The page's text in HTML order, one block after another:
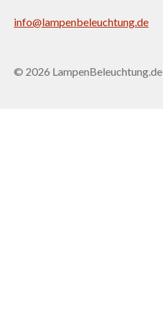
info@lampenbeleuchtung.de
© 2026 LampenBeleuchtung.de